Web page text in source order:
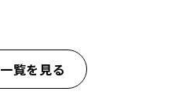
覧を見る